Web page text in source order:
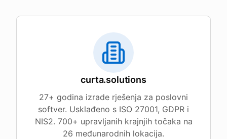
curta.solutions
27+ godina izrade rješenja za poslovni
softver. Usklađeno s ISO 27001, GDPR i
NIS2. 700+ upravljanih krajnjih točaka na
26 međunarodnih lokacija.